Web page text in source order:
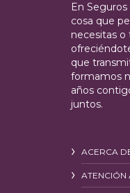
En
cosa que
necesitas o
que
formamos
años
juntos.
ACERCA
ATENCIÓN